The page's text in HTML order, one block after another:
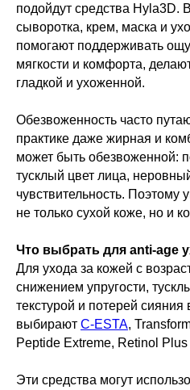
подойдут средства Hyla3D.
сыворотка, крем, маска и
помогают поддерживать
мягкости и комфорта,
гладкой и ухоженной.
Обезвоженность часто
практике даже жирная и
может быть обезвоженной:
тусклый цвет лица,
чувствительность.
не только сухой коже, но и
Что выбрать для anti-age
Для ухода за кожей с
снижением упругости,
текстурой и потерей сияния
выбирают C-ESTA,
Peptide Extreme, Retinol
Эти средства могут